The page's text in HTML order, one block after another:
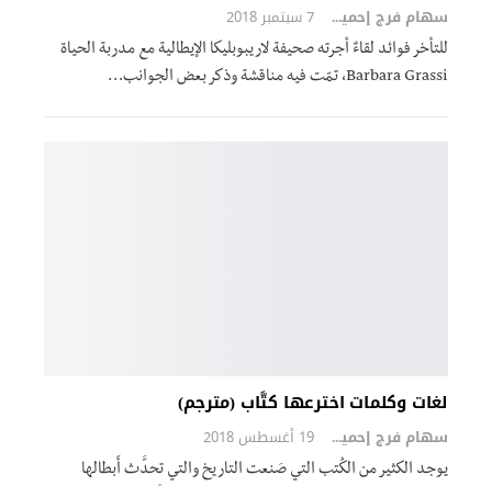
سهام فرج إحميد 7 سبتمبر 2018
للتأخر فوائد لقاءٌ أجرته صحيفة لاريبوبليكا الإيطالية مع مدربة الحياة
Barbara Grassi، تمّت فيه مناقشة وذكر بعض الجوانب…
لغات وكلمات اخترعها كتَّاب (مترجم)
سهام فرج إحميد 19 أغسطس 2018
يوجد الكثير من الكُتب التي صَنعت التاريخ والتي تحدَّث أَبطالها